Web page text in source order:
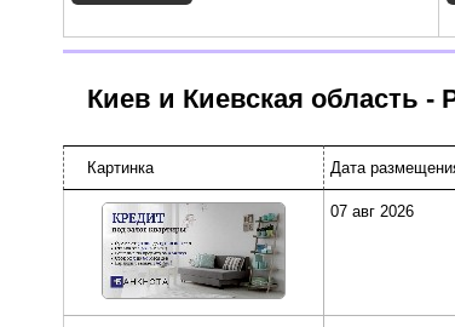
Киев и Киевская область -
Картинка Дата
07 авг 2026